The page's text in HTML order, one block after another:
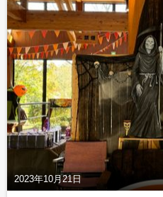
2023年10月21日